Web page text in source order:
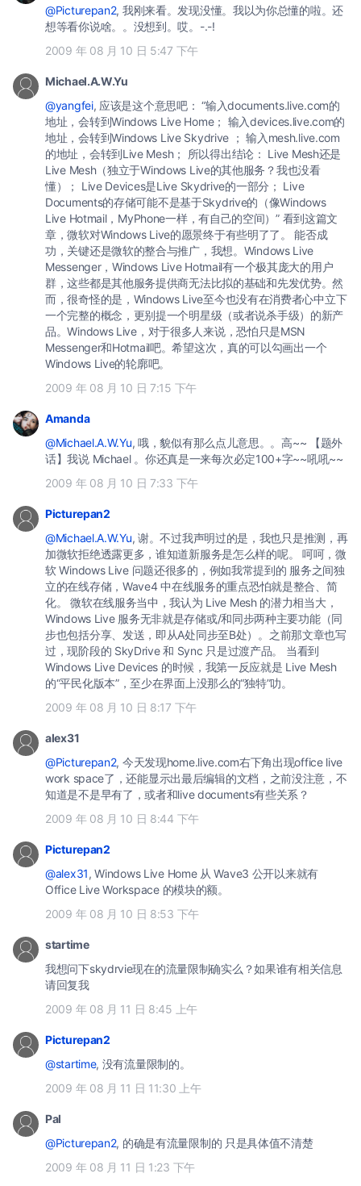
@Picturepan2, 我刚来看。发现没懂。我以为你总懂的啦。还
想等看你说啥。。没想到。哎。-.-!
2009 年 08 月 10 日 5:47 下午
Michael.A.W.Yu
@yangfei, 应该是这个意思吧： “输入documents.live.com的
地址，会转到Windows Live Home； 输入devices.live.com的
地址，会转到Windows Live Skydrive ； 输入mesh.live.com
的地址，会转到Live Mesh； 所以得出结论： Live Mesh还是
Live Mesh（独立于Windows Live的其他服务？我也没看
懂）； Live Devices是Live Skydrive的一部分； Live
Documents的存储可能不是基于Skydrive的（像Windows
Live Hotmail，MyPhone一样，有自己的空间）” 看到这篇文
章，微软对Windows Live的愿景终于有些明了了。 能否成
功，关键还是微软的整合与推广，我想。Windows Live
Messenger，Windows Live Hotmail有一个极其庞大的用户
群，这些都是其他服务提供商无法比拟的基础和先发优势。然
而，很奇怪的是，Windows Live至今也没有在消费者心中立下
一个完整的概念，更别提一个明星级（或者说杀手级）的新产
品。Windows Live，对于很多人来说，恐怕只是MSN
Messenger和Hotmail吧。希望这次，真的可以勾画出一个
Windows Live的轮廓吧。
2009 年 08 月 10 日 7:15 下午
Amanda
@Michael.A.W.Yu, 哦，貌似有那么点儿意思。。高~~ 【题外
话】我说 Michael 。你还真是一来每次必定100+字~~吼吼~~
2009 年 08 月 10 日 7:33 下午
Picturepan2
@Michael.A.W.Yu, 谢。不过我声明过的是，我也只是推测，再
加微软拒绝透露更多，谁知道新服务是怎么样的呢。 呵呵，微
软 Windows Live 问题还很多的，例如我常提到的 服务之间独
立的在线存储，Wave4 中在线服务的重点恐怕就是整合、简
化。 微软在线服务当中，我认为 Live Mesh 的潜力相当大，
Windows Live 服务无非就是存储或/和同步两种主要功能（同
步也包括分享、发送，即从A处同步至B处）。之前那文章也写
过，现阶段的 SkyDrive 和 Sync 只是过渡产品。 当看到
Windows Live Devices 的时候，我第一反应就是 Live Mesh
的“平民化版本”，至少在界面上没那么的“独特”叻。
2009 年 08 月 10 日 8:17 下午
alex31
@Picturepan2, 今天发现home.live.com右下角出现office live
work space了，还能显示出最后编辑的文档，之前没注意，不
知道是不是早有了，或者和live documents有些关系？
2009 年 08 月 10 日 8:44 下午
Picturepan2
@alex31, Windows Live Home 从 Wave3 公开以来就有
Office Live Workspace 的模块的额。
2009 年 08 月 10 日 8:53 下午
startime
我想问下skydrvie现在的流量限制确实么？如果谁有相关信息
请回复我
2009 年 08 月 11 日 8:45 上午
Picturepan2
@startime, 没有流量限制的。
2009 年 08 月 11 日 11:30 上午
Pal
@Picturepan2, 的确是有流量限制的 只是具体值不清楚
2009 年 08 月 11 日 1:23 下午